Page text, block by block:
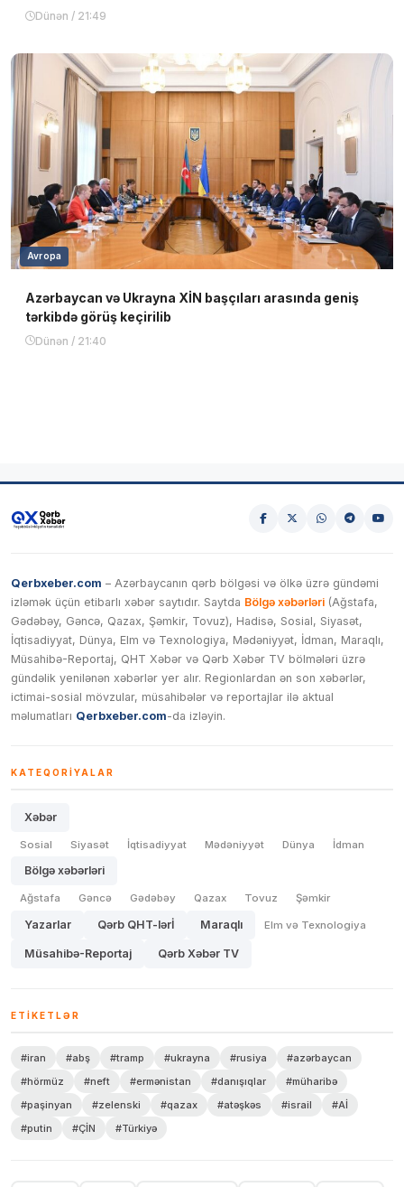
Dünən / 21:49
Avropa
Azərbaycan və Ukrayna XİN başçıları arasında geniş
tərkibdə görüş keçirilib
Dünən / 21:40
Qerbxeber.com – Azərbaycanın qərb bölgəsi və ölkə üzrə gündəmi
izləmək üçün etibarlı xəbər saytıdır. Saytda Bölgə xəbərləri (Ağstafa,
Gədəbəy, Gəncə, Qazax, Şəmkir, Tovuz), Hadisə, Sosial, Siyasət,
İqtisadiyyat, Dünya, Elm və Texnologiya, Mədəniyyət, İdman, Maraqlı,
Müsahibə-Reportaj, QHT Xəbər və Qərb Xəbər TV bölmələri üzrə
gündəlik yenilənən xəbərlər yer alır. Regionlardan ən son xəbərlər,
ictimai-sosial mövzular, müsahibələr və reportajlar ilə aktual
məlumatları Qerbxeber.com-da izləyin.
KATEQORIYALAR
Xəbər
Sosial Siyasət İqtisadiyyat Mədəniyyət Dünya İdman
Bölgə xəbərləri
Ağstafa Gəncə Gədəbəy Qazax Tovuz Şəmkir
Yazarlar Qərb QHT-lərİ Maraqlı Elm və Texnologiya
Müsahibə-Reportaj Qərb Xəbər TV
ETIKETLƏR
#iran #abş #tramp #ukrayna #rusiya
#azərbaycan
#hörmüz
#neft #ermənistan #danışıqlar
#müharibə
#paşinyan
#zelenski #qazax #atəşkəs #israil
#Aİ
#putin
#ÇİN #Türkiyə